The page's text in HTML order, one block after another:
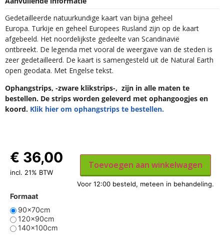
Gedetailleerde natuurkundige kaart van bijna geheel
Europa. Turkije en geheel Europees Rusland zijn op de kaart
afgebeeld. Het noordelijkste gedeelte van Scandinavië
ontbreekt. De legenda met vooral de weergave van de steden is
zeer gedetailleerd. De kaart is samengesteld uit de Natural Earth
open geodata. Met Engelse tekst.
Ophangstrips, -zware klikstrips-, zijn in alle maten te
bestellen. De strips worden geleverd met ophangoogjes en
koord. Klik hier om ophangstrips te bestellen.
Formaat
90x70cm
120x90cm
140x100cm
€ 36,00
incl. 21% BTW
Toevoegen aan winkelwagen